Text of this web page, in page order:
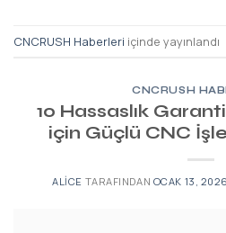
CNCRUSH Haberleri içinde yayınlandı
CNCRUSH
10 Hassaslık
için Güçlü CNC
ALICE TARAFINDAN OCAK 13, 2026